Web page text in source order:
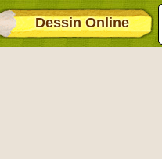
Dessin Online